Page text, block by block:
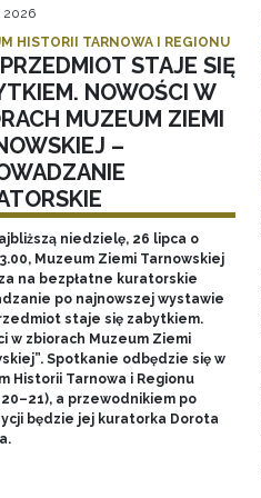
2026
HISTORII TARNOWA I REGIONU
STAJE SIĘ
NOWOŚCI W
MUZEUM ZIEMI
–
niedzielę, 26 lipca o
Muzeum Ziemi Tarnowskiej
na bezpłatne kuratorskie
po najnowszej wystawie
staje się zabytkiem.
w zbiorach Muzeum Ziemi
Spotkanie odbędzie się w
Historii Tarnowa i Regionu
a przewodnikiem po
będzie jej kuratorka Dorota